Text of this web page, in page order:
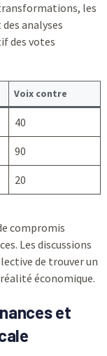
les
analyses
des votes
Voix contre
40
90
20
compromis
Les discussions
de trouver un
économique.
et